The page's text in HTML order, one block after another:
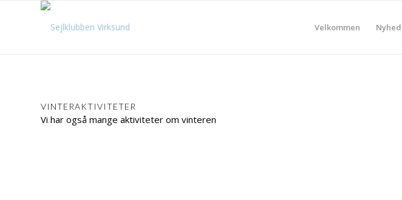
Velkommen
VINTERAKTIVITETER
Vi har også mange aktiviteter om vinteren